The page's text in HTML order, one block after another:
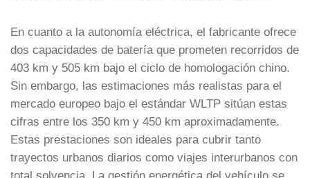
En cuanto a la autonomía eléctrica, el fabricante ofrece
dos capacidades de batería que prometen recorridos de
403 km y 505 km bajo el ciclo de homologación chino.
Sin embargo, las estimaciones más realistas para el
mercado europeo bajo el estándar WLTP sitúan estas
cifras entre los 350 km y 450 km aproximadamente.
Estas prestaciones son ideales para cubrir tanto
trayectos urbanos diarios como viajes interurbanos con
total solvencia. La gestión energética del vehículo se